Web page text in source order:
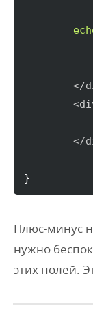
</
}
Плюс-минус
нужно
этих полей.